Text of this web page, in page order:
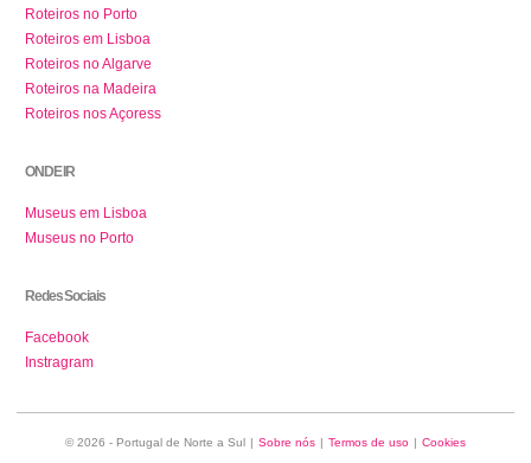
Roteiros no Porto
Roteiros em Lisboa
Roteiros no Algarve
Roteiros na Madeira
Roteiros nos Açoress
ONDE IR
Museus em Lisboa
Museus no Porto
Redes Sociais
Facebook
Instragram
© 2026 - Portugal de Norte a Sul | Sobre nós | Termos de uso | Cookies